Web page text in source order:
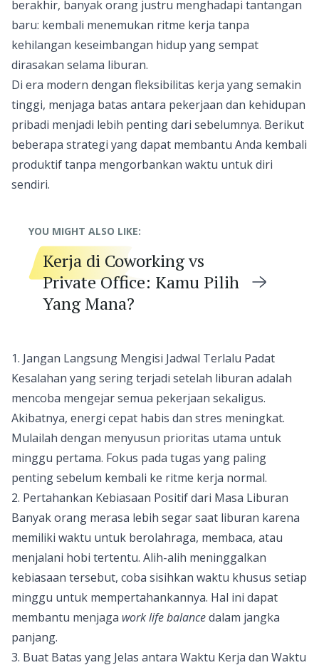
berakhir, banyak orang justru menghadapi tantangan
baru: kembali menemukan ritme kerja tanpa
kehilangan keseimbangan hidup yang sempat
dirasakan selama liburan.
Di era modern dengan fleksibilitas kerja yang semakin
tinggi, menjaga batas antara pekerjaan dan kehidupan
pribadi menjadi lebih penting dari sebelumnya. Berikut
beberapa strategi yang dapat membantu Anda kembali
produktif tanpa mengorbankan waktu untuk diri
sendiri.
YOU MIGHT ALSO LIKE:
Kerja di Coworking vs
Private Office: Kamu Pilih
Yang Mana?
1. Jangan Langsung Mengisi Jadwal Terlalu Padat
Kesalahan yang sering terjadi setelah liburan adalah
mencoba mengejar semua pekerjaan sekaligus.
Akibatnya, energi cepat habis dan stres meningkat.
Mulailah dengan menyusun prioritas utama untuk
minggu pertama. Fokus pada tugas yang paling
penting sebelum kembali ke ritme kerja normal.
2. Pertahankan Kebiasaan Positif dari Masa Liburan
Banyak orang merasa lebih segar saat liburan karena
memiliki waktu untuk berolahraga, membaca, atau
menjalani hobi tertentu. Alih-alih meninggalkan
kebiasaan tersebut, coba sisihkan waktu khusus setiap
minggu untuk mempertahankannya. Hal ini dapat
membantu menjaga work life balancedalam jangka
panjang.
3. Buat Batas yang Jelas antara Waktu Kerja dan Waktu